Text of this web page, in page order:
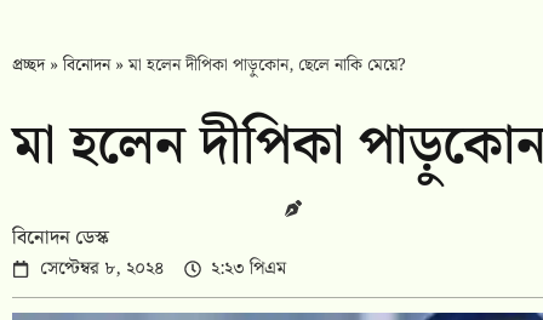
প্রচ্ছদ»বিনোদন»মা হলেন দীপিকা পাড়ুকোন, ছেলে নাকি মেয়ে?
মা হলেন দীপিকা
বিনোদন ডেস্ক
সেপ্টেম্বর ৮, ২০২৪ ২:২৩ পিএম